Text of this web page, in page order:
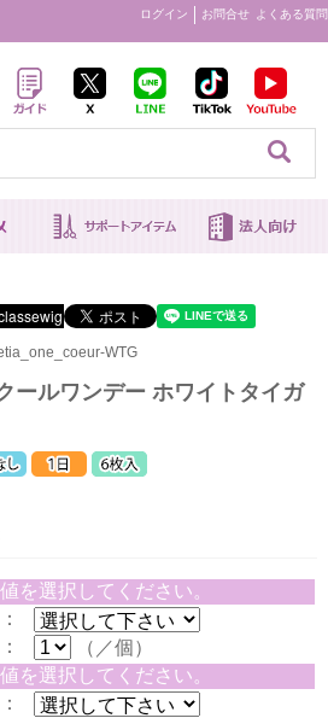
ログイン お問合せ よくある質問
見る
WTG
ールワンデー ホワイトタイガ
を選択してください。
：
：
（／個）
を選択してください。
：